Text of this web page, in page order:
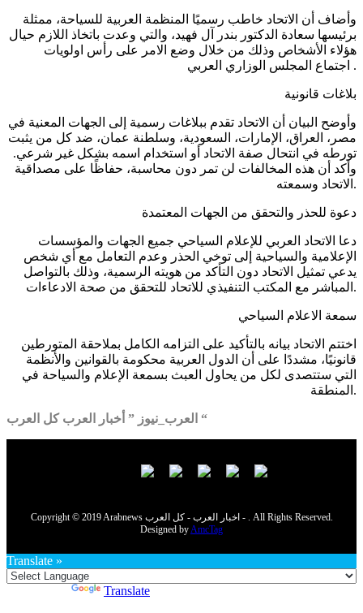
وأضاف أن الاتحاد خاطب رسميًا المنظمة العربية للسياحة، ممثلة
برئيسها سعادة الدكتور بندر آل فهيد، والتي وعدت باتخاذ اللازم حيال
هؤلاء الأشخاص وذلك من خلال وضع الامر على رأس اولويات
اجتماع المجلس الوزاري العربي .
بلاغات قانونية
وأوضح البيان أن الاتحاد تقدم ببلاغات رسمية إلى الجهات المعنية في
مصر، العراق، الإمارات، السعودية، وسلطنة عمان، ضد كل من يثبت
تورطه في انتحال صفة الاتحاد أو استخدام اسمه بشكل غير شرعي.
وأكد أن هذه المخالفات لن تمر دون محاسبة، حفاظًا على مصداقية
الاتحاد وسمعته.
دعوة للحذر والتحقق من الجهات المعتمدة
دعا الاتحاد العربي للإعلام السياحي جميع الجهات والمؤسسات
الإعلامية والسياحية إلى توخي الحذر وعدم التعامل مع أي شخص
يدعي تمثيل الاتحاد دون التأكد من هويته الرسمية، وذلك بالتواصل
المباشر مع المكتب التنفيذي للاتحاد للتحقق من صحة الادعاءات.
سمعة الاعلام السياحي
اختتم الاتحاد بيانه بالتأكيد على التزامه الكامل بملاحقة المتورطين
قانونيًا، مشددًا على أن الدول العربية محكومة بالقوانين والأنظمة
التي ستتصدى لكل من يحاول العبث بسمعة الإعلام والسياحة في
المنطقة.
العرب_نيوز ” أخبار العرب كل العرب “
Copyright © 2019 Arabnews اخبار العرب - كل العرب - . All Rights Reserved.
Designed byAmcTag
Translate »
Translate